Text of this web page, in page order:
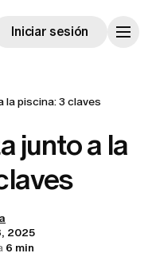
Iniciar sesión
la piscina: 3 claves
junto a la
2025
6 min